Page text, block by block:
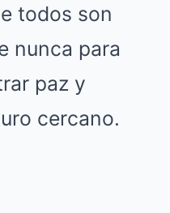
todos son
nunca para
paz y
cercano.